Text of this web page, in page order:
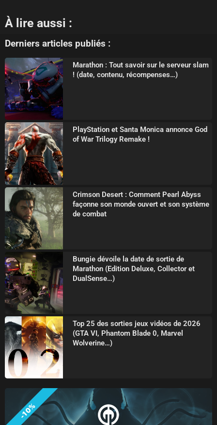
À lire aussi :
Derniers articles publiés :
Marathon : Tout savoir sur le serveur slam
! (date, contenu, récompenses…)
PlayStation et Santa Monica annonce God
of War Trilogy Remake !
Crimson Desert : Comment Pearl Abyss
façonne son monde ouvert et son système
de combat
Bungie dévoile la date de sortie de
Marathon (Edition Deluxe, Collector et
DualSense…)
Top 25 des sorties jeux vidéos de 2026
(GTA VI, Phantom Blade 0, Marvel
Wolverine…)
-10%